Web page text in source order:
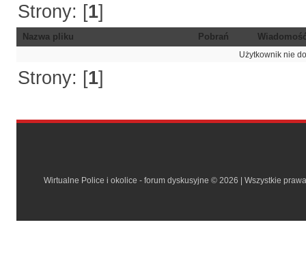
Strony: [1]
Nazwa pliku Pobrań
Użytkownik nie
Strony: [1]
Wirtualne Police i okolice - forum dyskusyjne © 2026 | Wszystkie